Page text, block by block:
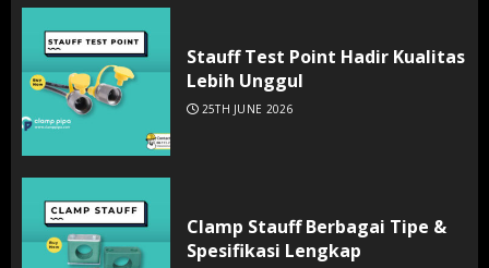
Stauff Test Point Hadir Kualitas
Lebih Unggul
25TH JUNE 2026
Clamp Stauff Berbagai Tipe &
Spesifikasi Lengkap